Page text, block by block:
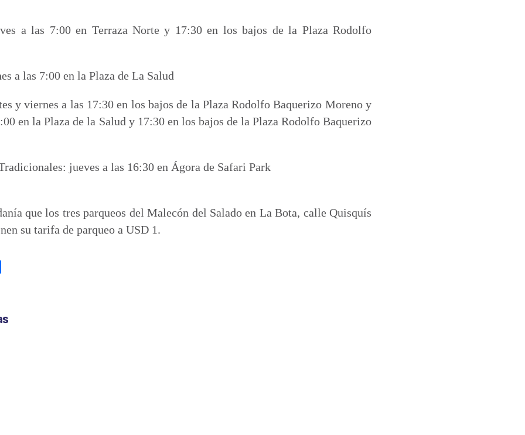
a las 7:00 en Terraza Norte y 17:30 en los bajos de la Plaza Rodolfo
a las 7:00 en la Plaza de La Salud
y viernes a las 17:30 en los bajos de la Plaza Rodolfo Baquerizo Moreno y
en la Plaza de la Salud y 17:30 en los bajos de la Plaza Rodolfo Baquerizo
jueves a las 16:30 en Ágora de Safari Park
que los tres parqueos del Malecón del Salado en La Bota, calle Quisquís
su tarifa de parqueo a USD 1.
a